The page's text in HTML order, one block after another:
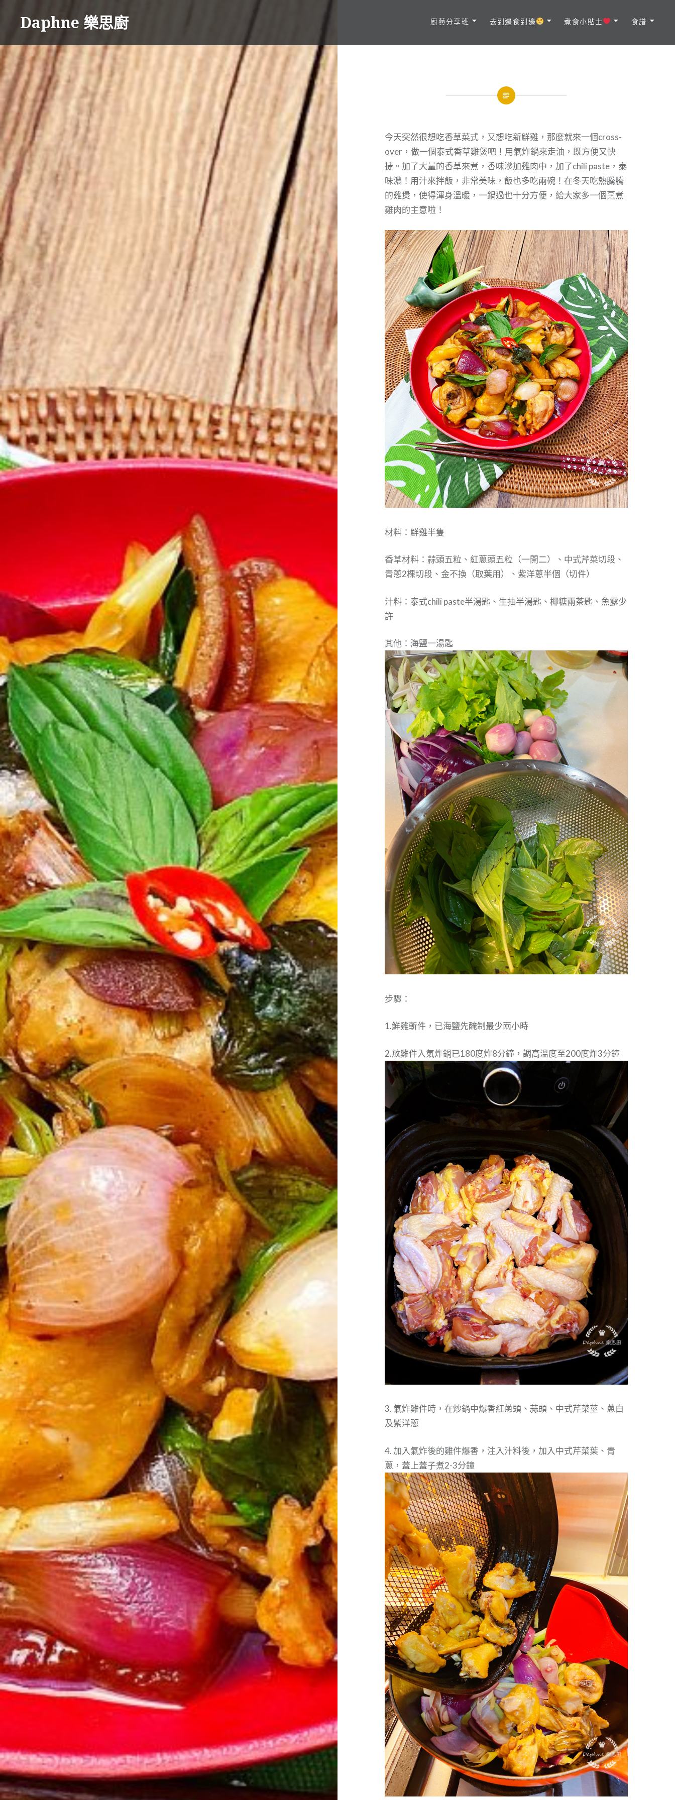
Daphne 樂思廚 廚藝分享班 去到邊食到邊 煮食小貼士 食譜
今天突然很想吃香草菜式，又想吃新鮮雞，那麼就來一個cross-
over，做一個泰式香草雞煲吧！用氣炸鍋來走油，既方便又快
捷。加了大量的香草來煮，香味滲加雞肉中，加了chili paste，泰
味濃！用汁來拌飯，非常美味，飯也多吃兩碗！在冬天吃熱騰騰
的雞煲，使得渾身溫暖，一鍋過也十分方便，給大家多一個烹煮
雞肉的主意啦！
材料：鮮雞半隻
香草材料：蒜頭五粒、紅蔥頭五粒（一開二）、中式芹菜切段、
青蔥2棵切段、金不換（取葉用）、紫洋蔥半個（切件）
汁料：泰式chili paste半湯匙、生抽半湯匙、椰糖兩茶匙、魚露少
許
其他：海鹽一湯匙
步驟：
1.鮮雞斬件，已海鹽先醃制最少兩小時
2.放雞件入氣炸鍋已180度炸8分鐘，調高溫度至200度炸3分鐘
3. 氣炸雞件時，在炒鍋中爆香紅蔥頭、蒜頭、中式芹菜莖、蔥白
及紫洋蔥
4. 加入氣炸後的雞件爆香，注入汁料後，加入中式芹菜葉、青
蔥，蓋上蓋子煮2-3分鐘